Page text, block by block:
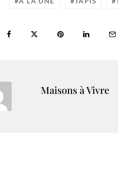
Maisons à Vivre